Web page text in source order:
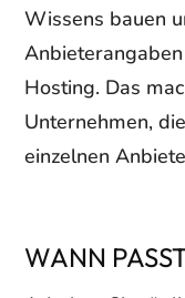
Wissens bauen
Hosting. Das
Unternehmen,
einzelnen
WANN